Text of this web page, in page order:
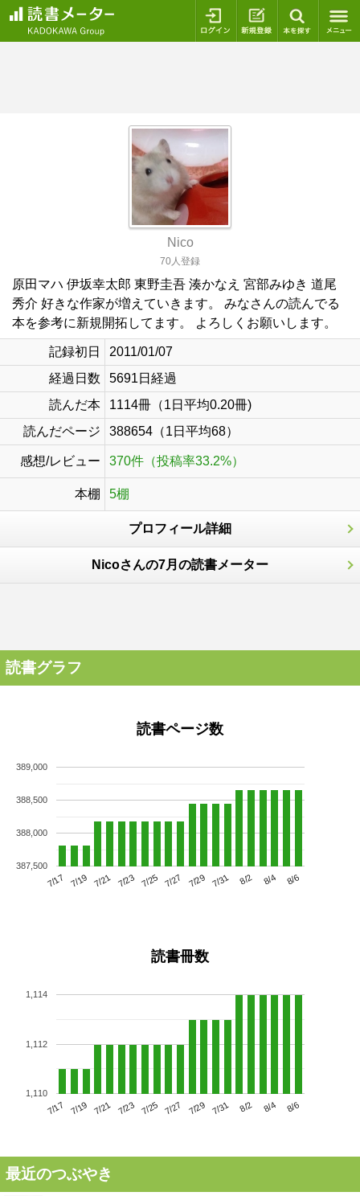
ログイン 新規登録
Nico
70人登録
原田マハ 伊坂幸太郎 東野圭吾 湊かなえ 宮部みゆき 道尾
秀介 好きな作家が増えていきます。 みなさんの読んでる
本を参考に新規開拓してます。 よろしくお願いします。
記録初日
2011/01/07
経過日数
5691日経過
読んだ本
1114冊（1日平均0.20冊)
読んだページ
388654（1日平均68）
感想/レビュー 370件（投稿率33.2%）
本棚 5棚
プロフィール詳細
Nicoさんの7月の読書メーター
読書グラフ
読書ページ数
7/17 7/19 7/21 7/23 7/25 7/27 7/29 7/31 8/2 8/4 8/6
387,500
388,000
388,500
389,000
読書冊数
7/17 7/19 7/21 7/23 7/25 7/27 7/29 7/31 8/2 8/4 8/6
1,110
1,112
1,114
最近のつぶやき